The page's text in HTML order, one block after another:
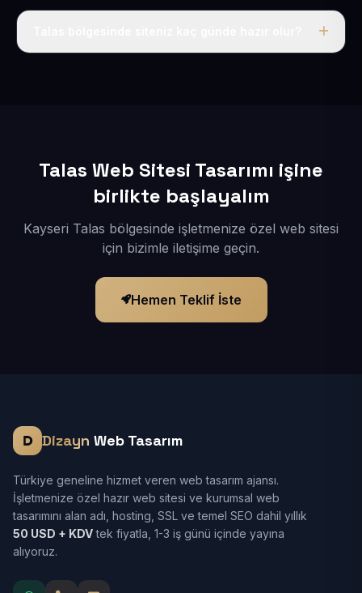
Tek fiyat uygulanır: yıllık 50 USD + KDV. Bu bedele alan
Talas Web Sitesi Tasarımı işine
birlikte başlayalım
Kayseri Talas bölgesinde işletmenize özel web sitesi
için bizimle iletişime geçin.
Hemen Teklif İste
Dizayn Web Tasarım
Türkiye geneline hizmet veren web tasarım ajansı.
İşletmenize özel hazır web sitesi ve kurumsal web
tasarımını alan adı, hosting, SSL ve temel SEO dahil yıllık
50 USD + KDVtek fiyatla, 1-3 iş günü içinde yayına
alıyoruz.